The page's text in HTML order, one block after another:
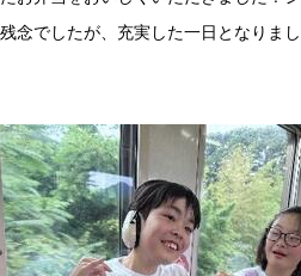
念でしたが、充実した一日となりまし